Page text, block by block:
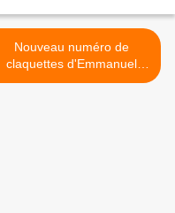
Nouveau numéro de
claquettes d'Emmanuel
Macron >